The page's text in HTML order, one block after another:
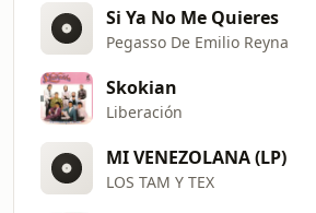
Si Ya No Me Quieres
Pegasso De Emilio Reyna
Skokian
Liberación
MI VENEZOLANA (LP)
LOS TAM Y TEX